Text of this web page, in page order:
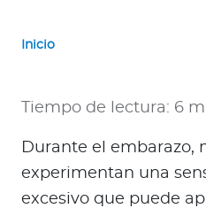
Inicio
Tiempo de lectura: 6
Durante el embarazo,
experimentan una
excesivo que puede